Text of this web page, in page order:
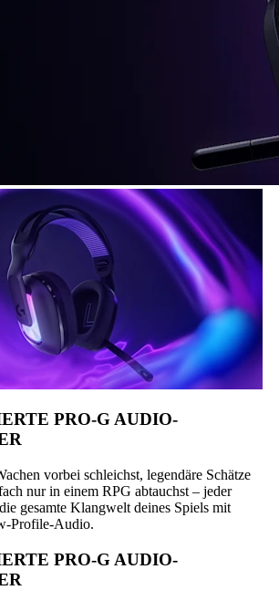
PRO-G AUDIO-
vorbei schleichst, legendäre Schätze
nur in einem RPG abtauchst – jeder
gesamte Klangwelt deines Spiels mit
Profile-Audio.
PRO-G AUDIO-